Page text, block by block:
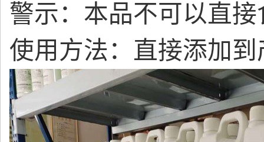
警示：本品不可以直
使用方法：直接添加